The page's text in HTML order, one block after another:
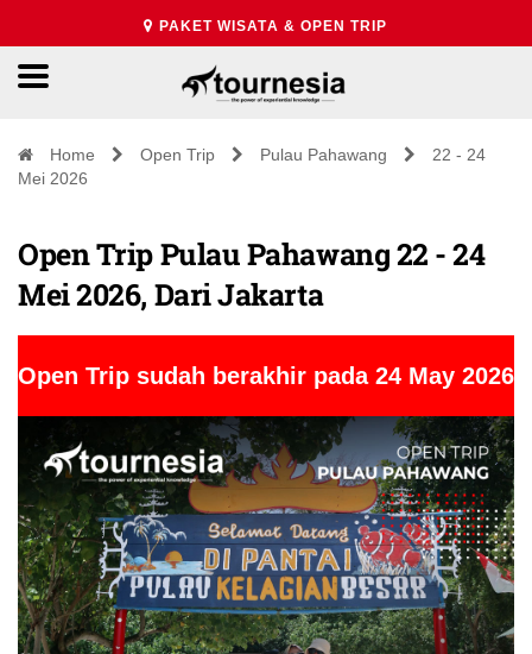
PAKET WISATA & OPEN TRIP
Home Open Trip Pulau Pahawang
22 - 24
Mei 2026
Open Trip Pulau Pahawang 22 - 24
Mei 2026, Dari Jakarta
Open Trip sudah berakhir pada 24 May 2026